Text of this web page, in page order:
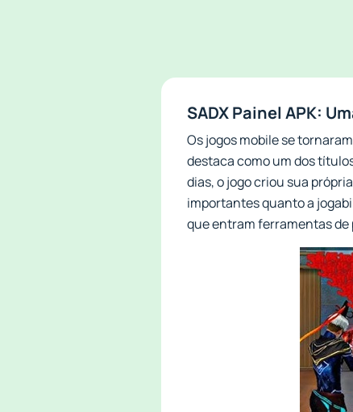
SADX Painel APK:
Os jogos mobile se
destaca como um dos
dias, o jogo criou sua
importantes quanto a
que entram ferramentas de